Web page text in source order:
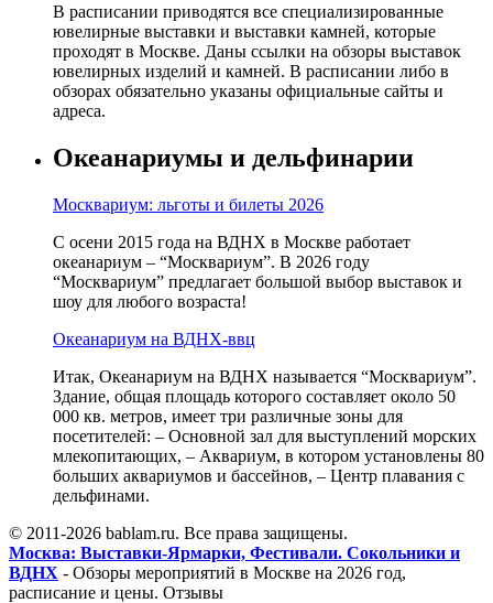
В расписании приводятся все специализированные
ювелирные выставки и выставки камней, которые
проходят в Москве. Даны ссылки на обзоры выставок
ювелирных изделий и камней. В расписании либо в
обзорах обязательно указаны официальные сайты и
адреса.
Океанариумы и дельфинарии
Москвариум: льготы и билеты 2026
С осени 2015 года на ВДНХ в Москве работает
океанариум – “Москвариум”. В 2026 году
“Москвариум” предлагает большой выбор выставок и
шоу для любого возраста!
Океанариум на ВДНХ-ввц
Итак, Океанариум на ВДНХ называется “Москвариум”.
Здание, общая площадь которого составляет около 50
000 кв. метров, имеет три различные зоны для
посетителей: – Основной зал для выступлений морских
млекопитающих, – Аквариум, в котором установлены 80
больших аквариумов и бассейнов, – Центр плавания с
дельфинами.
© 2011-2026 bablam.ru. Все права защищены.
Москва: Выставки-Ярмарки, Фестивали. Сокольники и
ВДНХ - Обзоры мероприятий в Москве на 2026 год,
расписание и цены. Отзывы